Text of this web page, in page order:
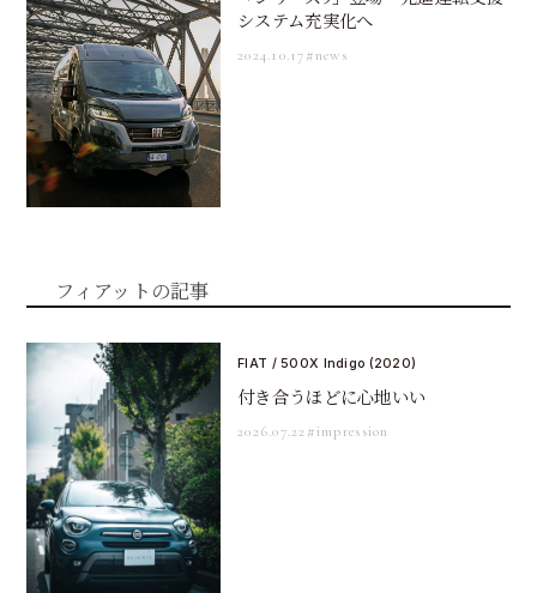
システム充実化へ
2024.10.17#news
フィアットの記事
FIAT / 500X Indigo (2020)
付き合うほどに心地いい
2026.07.22#impression